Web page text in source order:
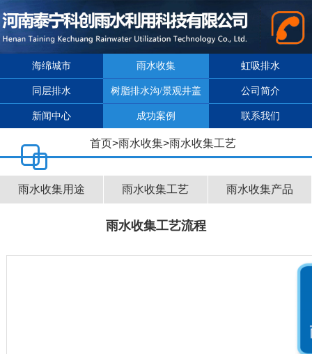
海绵城市 雨水收集 虹吸排水
同层排水 树脂排水沟/景观井盖 公司简介
新闻中心 成功案例 联系我们
首页>雨水收集>雨水收集工艺
雨水收集用途 雨水收集工艺 雨水收集产品
雨水收集工艺流程